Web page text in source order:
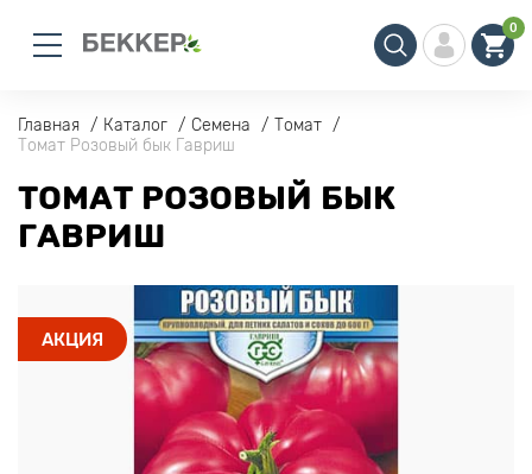
0
Главная Каталог Семена
Томат
Томат Розовый бык Гавриш
ТОМАТ РОЗОВЫЙ БЫК
ГАВРИШ
АКЦИЯ